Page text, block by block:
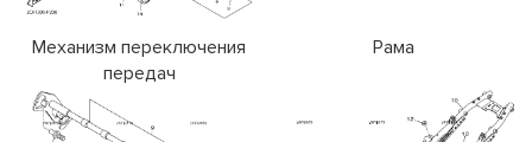
Механизм переключения
передач
Рама